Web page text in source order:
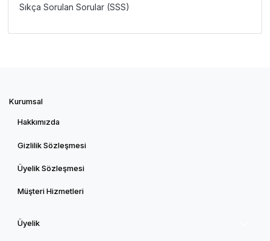
Sıkça Sorulan Sorular (SSS)
Kurumsal
Hakkımızda
Gizlilik Sözleşmesi
Üyelik Sözleşmesi
Müşteri Hizmetleri
Üyelik